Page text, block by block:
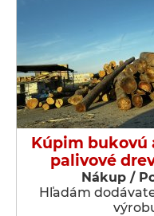
Kúpim bukovú
palivové
Nákup /
Hľadám